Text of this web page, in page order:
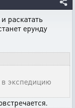
раскатать
ерунду
в экспедицию